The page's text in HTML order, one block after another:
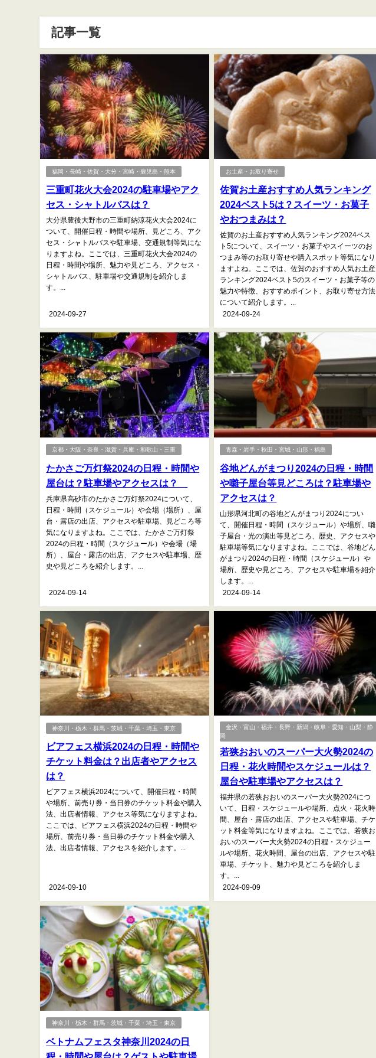
記事一覧
福岡・長崎・佐賀・大分・宮崎・鹿児島・熊本
三重町花火大会2024の駐車場やアク
セス・シャトルバスは？
大分県豊後大野市の三重町納涼花火大会2024に
ついて、開催日程・時間や場所、見どころ、アク
セス・シャトルバスや駐車場、交通規制等気にな
りますよね。ここでは、三重町花火大会2024の
日程・時間や場所、魅力や見どころ、アクセス・
シャトルバス、駐車場や交通規制を紹介しま
す。...
2024-09-27
お土産・お取り寄せ
佐賀お土産おすすめ人気ランキング
2024ベスト5は？スイーツ・お菓子
やおつまみは？
佐賀のお土産おすすめ人気ランキング2024ベス
ト5について、スイーツ・お菓子やスイーツのお
つまみ等のお取り寄せや購入スポット等気になり
ますよね。ここでは、佐賀のおすすめ人気お土産
ランキング2024ベスト5のスイーツ・お菓子等の
魅力や特徴、おすすめポイント、お取り寄せ方法
について紹介します。...
2024-09-24
京都・大阪・奈良・滋賀・兵庫・和歌山・三重
たかさご万灯祭2024の日程・時間や
屋台は？駐車場やアクセスは？
兵庫県高砂市のたかさご万灯祭2024について、
日程・時間（スケジュール）や会場（場所）、屋
台・露店の出店、アクセスや駐車場、見どころ等
気になりますよね。ここでは、たかさご万灯祭
2024の日程・時間（スケジュール）や会場（場
所）、屋台・露店の出店、アクセスや駐車場、歴
史や見どころを紹介します。...
2024-09-14
青森・岩手・秋田・宮城・山形・福島
谷地どんがまつり2024の日程・時間
や囃子屋台等見どころは？駐車場や
アクセスは？
山形県河北町の谷地どんがまつり2024につい
て、開催日程・時間（スケジュール）や場所、囃
子屋台・光の演出等見どころ、歴史、アクセスや
駐車場等気になりますよね。ここでは、谷地どん
がまつり2024の日程・時間（スケジュール）や
場所、歴史や見どころ、アクセスや駐車場を紹介
します。...
2024-09-14
神奈川・栃木・群馬・茨城・千葉・埼玉・東京
ビアフェス横浜2024の日程・時間や
チケット料金は？出店者やアクセス
は？
ビアフェス横浜2024について、開催日程・時間
や場所、前売り券・当日券のチケット料金や購入
法、出店者情報、アクセス等気になりますよね。
ここでは、ビアフェス横浜2024の日程・時間や
場所、前売り券・当日券のチケット料金や購入
法、出店者情報、アクセスを紹介します。...
2024-09-10
金沢・富山・福井・長野・新潟・岐阜・愛知・山梨・静
岡
若狭おおいのスーパー大火勢2024の
日程・花火時間やスケジュールは？
屋台や駐車場やアクセスは？
福井県の若狭おおいのスーパー大火勢2024につ
いて、日程・スケジュールや場所、点火・花火時
間、屋台・露店の出店、アクセスや駐車場、チケ
ット料金等気になりますよね。ここでは、若狭お
おいのスーパー大火勢2024の日程・スケジュー
ルや場所、花火時間、屋台の出店、アクセスや駐
車場、チケット、魅力や見どころを紹介しま
す。...
2024-09-09
神奈川・栃木・群馬・茨城・千葉・埼玉・東京
ベトナムフェスタ神奈川2024の日
程・時間や屋台は？ゲストや駐車場